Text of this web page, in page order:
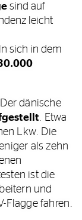
sind auf
leicht
sich in dem
dänische
. Etwa
Lkw. Die
als zehn
ist die
und
Flagge fahren.